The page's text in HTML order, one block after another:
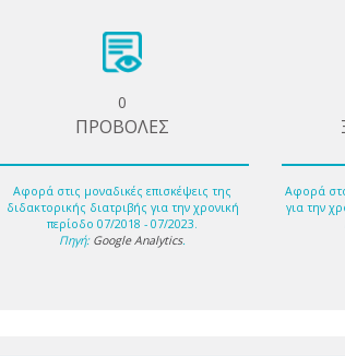
0
ΠΡΟΒΟΛΕΣ
Αφορά στις μοναδικές επισκέψεις της
διδακτορικής διατριβής για την χρονική
περίοδο 07/2018 - 07/2023.
Πηγή: Google Analytics.
Αφορά
για την